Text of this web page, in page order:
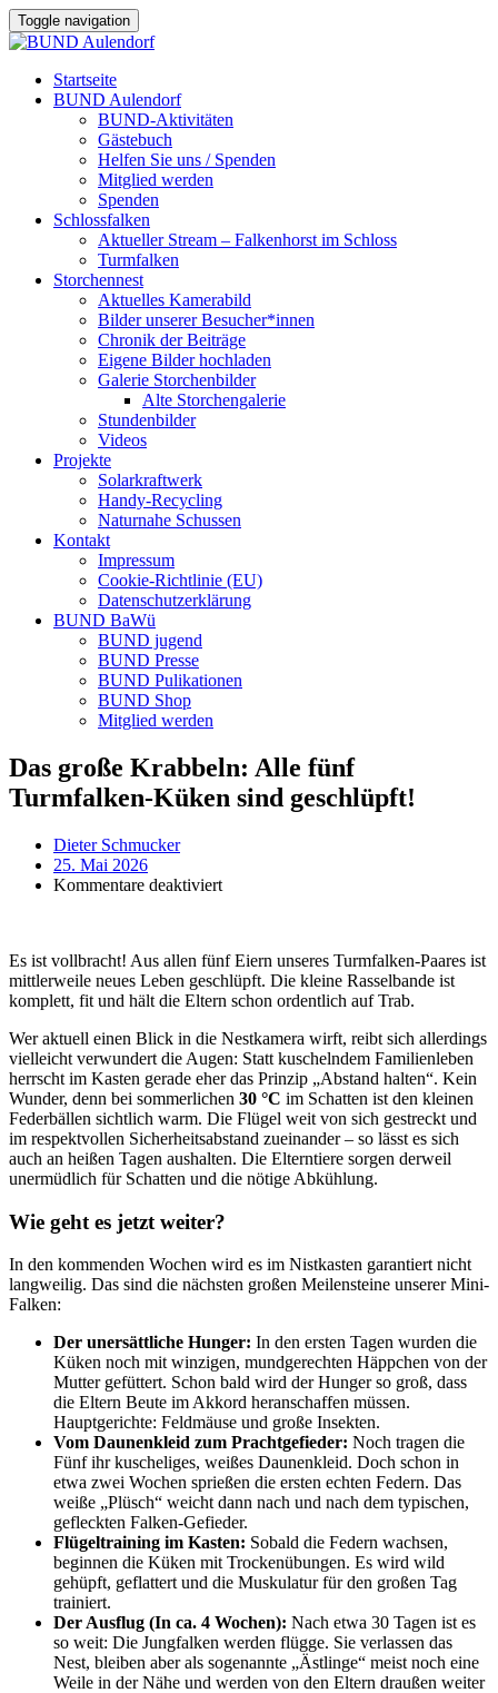
Toggle navigation
Startseite
BUND Aulendorf
BUND-Aktivitäten
Gästebuch
Helfen Sie uns / Spenden
Mitglied werden
Spenden
Schlossfalken
Aktueller Stream – Falkenhorst im Schloss
Turmfalken
Storchennest
Aktuelles Kamerabild
Bilder unserer Besucher*innen
Chronik der Beiträge
Eigene Bilder hochladen
Galerie Storchenbilder
Alte Storchengalerie
Stundenbilder
Videos
Projekte
Solarkraftwerk
Handy-Recycling
Naturnahe Schussen
Kontakt
Impressum
Cookie-Richtlinie (EU)
Datenschutzerklärung
BUND BaWü
BUND jugend
BUND Presse
BUND Pulikationen
BUND Shop
Mitglied werden
Das große Krabbeln: Alle fünf
Turmfalken-Küken sind geschlüpft!
Dieter Schmucker
25. Mai 2026
Kommentare deaktiviertfür
Alle
fünf
Turmfalken-
sind
geschlüpft!
Es ist vollbracht! Aus allen fünf Eiern unseres Turmfalken-Paares ist
mittlerweile neues Leben geschlüpft. Die kleine Rasselbande ist
komplett, fit und hält die Eltern schon ordentlich auf Trab.
Wer aktuell einen Blick in die Nestkamera wirft, reibt sich allerdings
vielleicht verwundert die Augen: Statt kuschelndem Familienleben
herrscht im Kasten gerade eher das Prinzip „Abstand halten“. Kein
Wunder, denn bei sommerlichen 30 °C im Schatten ist den kleinen
Federbällen sichtlich warm. Die Flügel weit von sich gestreckt und
im respektvollen Sicherheitsabstand zueinander – so lässt es sich
auch an heißen Tagen aushalten. Die Elterntiere sorgen derweil
unermüdlich für Schatten und die nötige Abkühlung.
Wie geht es jetzt weiter?
In den kommenden Wochen wird es im Nistkasten garantiert nicht
langweilig. Das sind die nächsten großen Meilensteine unserer Mini-
Falken:
Der unersättliche Hunger: In den ersten Tagen wurden die
Küken noch mit winzigen, mundgerechten Häppchen von der
Mutter gefüttert. Schon bald wird der Hunger so groß, dass
die Eltern Beute im Akkord heranschaffen müssen.
Hauptgerichte: Feldmäuse und große Insekten.
Vom Daunenkleid zum Prachtgefieder: Noch tragen die
Fünf ihr kuscheliges, weißes Daunenkleid. Doch schon in
etwa zwei Wochen sprießen die ersten echten Federn. Das
weiße „Plüsch“ weicht dann nach und nach dem typischen,
gefleckten Falken-Gefieder.
Flügeltraining im Kasten: Sobald die Federn wachsen,
beginnen die Küken mit Trockenübungen. Es wird wild
gehüpft, geflattert und die Muskulatur für den großen Tag
trainiert.
Der Ausflug (In ca. 4 Wochen): Nach etwa 30 Tagen ist es
so weit: Die Jungfalken werden flügge. Sie verlassen das
Nest, bleiben aber als sogenannte „Ästlinge“ meist noch eine
Weile in der Nähe und werden von den Eltern draußen weiter